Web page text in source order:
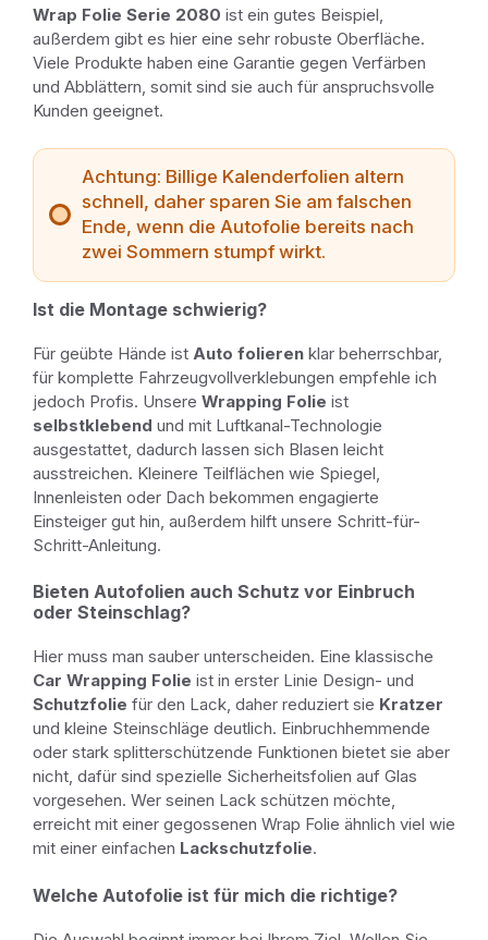
Wrap Folie Serie 2080 ist ein gutes Beispiel,
außerdem gibt es hier eine sehr robuste Oberfläche.
Viele Produkte haben eine Garantie gegen Verfärben
und Abblättern, somit sind sie auch für anspruchsvolle
Kunden geeignet.
Achtung: Billige Kalenderfolien altern
schnell, daher sparen Sie am falschen
Ende, wenn die Autofolie bereits nach
zwei Sommern stumpf wirkt.
Ist die Montage schwierig?
Für geübte Hände ist Auto folieren klar beherrschbar,
für komplette Fahrzeugvollverklebungen empfehle ich
jedoch Profis. Unsere Wrapping Folie ist
selbstklebend und mit Luftkanal-Technologie
ausgestattet, dadurch lassen sich Blasen leicht
ausstreichen. Kleinere Teilflächen wie Spiegel,
Innenleisten oder Dach bekommen engagierte
Einsteiger gut hin, außerdem hilft unsere Schritt-für-
Schritt-Anleitung.
Bieten Autofolien auch Schutz vor Einbruch
oder Steinschlag?
Hier muss man sauber unterscheiden. Eine klassische
Car Wrapping Folie ist in erster Linie Design- und
Schutzfolie für den Lack, daher reduziert sie Kratzer
und kleine Steinschläge deutlich. Einbruchhemmende
oder stark splitterschützende Funktionen bietet sie aber
nicht, dafür sind spezielle Sicherheitsfolien auf Glas
vorgesehen. Wer seinen Lack schützen möchte,
erreicht mit einer gegossenen Wrap Folie ähnlich viel wie
mit einer einfachen Lackschutzfolie.
Welche Autofolie ist für mich die richtige?